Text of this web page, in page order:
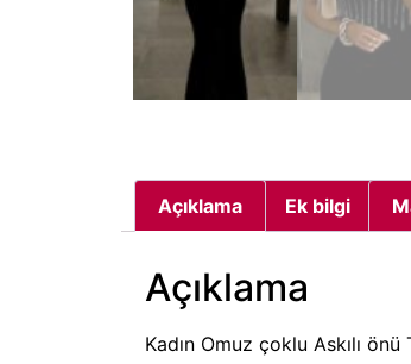
Açıklama Ek bilgi
Açıklama
Kadın Omuz çoklu Askılı